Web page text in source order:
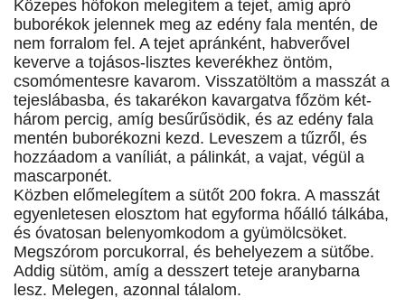
Közepes hőfokon melegítem a tejet, amíg apró
buborékok jelennek meg az edény fala mentén, de
nem forralom fel. A tejet apránként, habverővel
keverve a tojásos-lisztes keverékhez öntöm,
csomómentesre kavarom. Visszatöltöm a masszát a
tejeslábasba, és takarékon kavargatva főzöm két-
három percig, amíg besűrűsödik, és az edény fala
mentén buborékozni kezd. Leveszem a tűzről, és
hozzáadom a vaníliát, a pálinkát, a vajat, végül a
mascarponét.
Közben előmelegítem a sütőt 200 fokra. A masszát
egyenletesen elosztom hat egyforma hőálló tálkába,
és óvatosan belenyomkodom a gyümölcsöket.
Megszórom porcukorral, és behelyezem a sütőbe.
Addig sütöm, amíg a desszert teteje aranybarna
lesz. Melegen, azonnal tálalom.